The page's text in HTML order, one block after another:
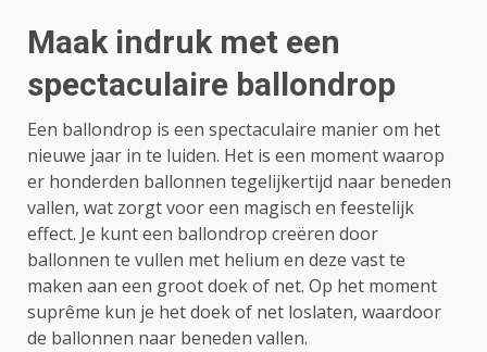
Maak indruk met een
spectaculaire ballondrop
Een ballondrop is een spectaculaire manier om het
nieuwe jaar in te luiden. Het is een moment waarop
er honderden ballonnen tegelijkertijd naar beneden
vallen, wat zorgt voor een magisch en feestelijk
effect. Je kunt een ballondrop creëren door
ballonnen te vullen met helium en deze vast te
maken aan een groot doek of net. Op het moment
suprême kun je het doek of net loslaten, waardoor
de ballonnen naar beneden vallen.